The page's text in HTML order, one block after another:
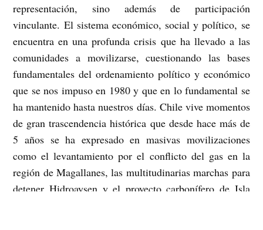
representación, sino además de participación
vinculante. El sistema económico, social y político, se
encuentra en una profunda crisis que ha llevado a las
comunidades a movilizarse, cuestionando las bases
fundamentales del ordenamiento político y económico
que se nos impuso en 1980 y que en lo fundamental se
ha mantenido hasta nuestros días. Chile vive momentos
de gran trascendencia histórica que desde hace más de
5 años se ha expresado en masivas movilizaciones
como el levantamiento por el conflicto del gas en la
región de Magallanes, las multitudinarias marchas para
detener Hidroaysen y el proyecto carbonífero de Isla